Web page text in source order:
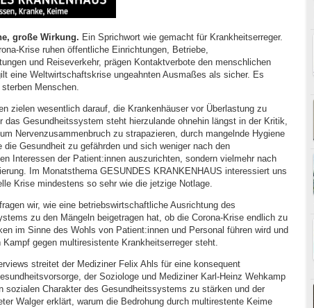
große Wirkung. Ein Sprichwort wie gemacht für Krankheitserreger.
Krise ruhen öffentliche Einrichtungen, Betriebe,
und Reiseverkehr, prägen Kontaktverbote den menschlichen
eine Weltwirtschaftskrise ungeahnten Ausmaßes als sicher. Es
Menschen.
zielen wesentlich darauf, die Krankenhäuser vor Überlastung zu
das Gesundheitssystem steht hierzulande ohnehin längst in der Kritik,
Nervenzusammenbruch zu strapazieren, durch mangelnde Hygiene
die Gesundheit zu gefährden und sich weniger nach den
Interessen der Patient:innen auszurichten, sondern vielmehr nach
Im Monatsthema GESUNDES KRANKENHAUS interessiert uns
Krise mindestens so sehr wie die jetzige Notlage.
wir, wie eine betriebswirtschaftliche Ausrichtung des
zu den Mängeln beigetragen hat, ob die Corona-Krise endlich zu
im Sinne des Wohls von Patient:innen und Personal führen wird und
gegen multiresistente Krankheitserreger steht.
streitet der Mediziner Felix Ahls für eine konsequent
der Soziologe und Mediziner Karl-Heinz Wehkamp
sozialen Charakter des Gesundheitssystems zu stärken und der
Walger erklärt, warum die Bedrohung durch multirestente Keime